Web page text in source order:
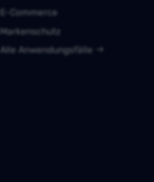
E-Commerce
Markenschutz
Alle Anwendungsfälle